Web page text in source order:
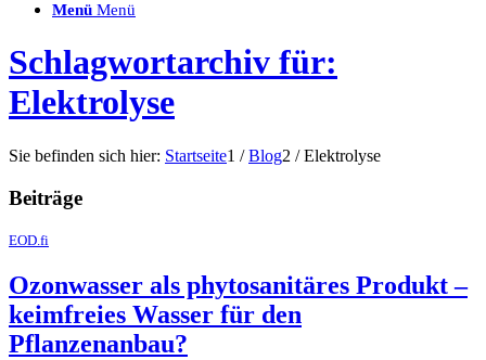
Menü Menü
Schlagwortarchiv für:
Elektrolyse
Sie befinden sich hier: Startseite1 / Blog2 / Elektrolyse
Beiträge
EOD.fi
Ozonwasser als phytosanitäres Produkt –
keimfreies Wasser für den
Pflanzenanbau?